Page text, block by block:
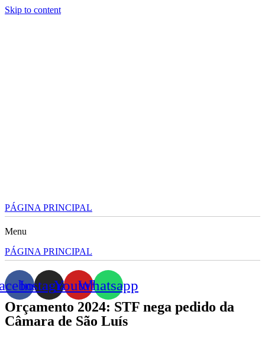
Skip to content
PÁGINA PRINCIPAL
Menu
PÁGINA PRINCIPAL
InstagramYoutubeWhatsapp
Orçamento 2024: STF nega pedido da
Câmara de São Luís